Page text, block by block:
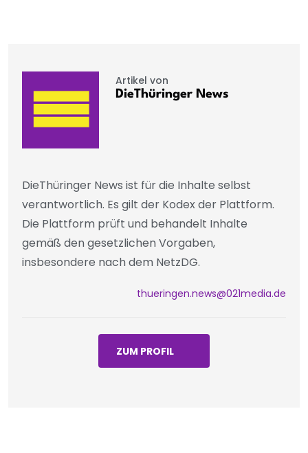
Artikel von
DieThüringer News
DieThüringer News ist für die Inhalte selbst
verantwortlich. Es gilt der Kodex der Plattform.
Die Plattform prüft und behandelt Inhalte
gemäß den gesetzlichen Vorgaben,
insbesondere nach dem NetzDG.
thueringen.news@021media.de
ZUM PROFIL